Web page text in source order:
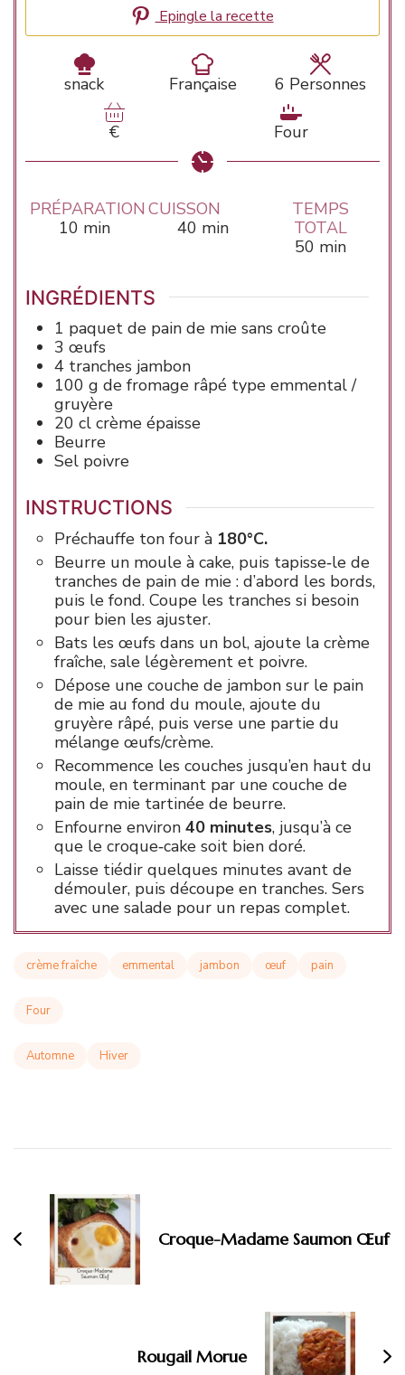
Epingle la recette
snack Française 6 Personnes
€ Four
PRÉPARATION
10minutes
min
CUISSON
40minutes
min
TEMPS
TOTAL
50 minutes
min
INGRÉDIENTS
1 paquet de pain de mie sans croûte
3 œufs
4 tranches jambon
100 g de fromage râpé type emmental /
gruyère
20 cl crème épaisse
Beurre
Sel poivre
INSTRUCTIONS
Préchauffe ton four à 180°C.
Beurre un moule à cake, puis tapisse‑le de
tranches de pain de mie : d’abord les bords,
puis le fond. Coupe les tranches si besoin
pour bien les ajuster.
Bats les œufs dans un bol, ajoute la crème
fraîche, sale légèrement et poivre.
Dépose une couche de jambon sur le pain
de mie au fond du moule, ajoute du
gruyère râpé, puis verse une partie du
mélange œufs/crème.
Recommence les couches jusqu’en haut du
moule, en terminant par une couche de
pain de mie tartinée de beurre.
Enfourne environ 40 minutes, jusqu’à ce
que le croque‑cake soit bien doré.
Laisse tiédir quelques minutes avant de
démouler, puis découpe en tranches. Sers
avec une salade pour un repas complet.
crème fraîche emmental jambon œuf pain
Four
Automne Hiver
d'article
Croque-Madame Saumon Œuf
Rougail Morue